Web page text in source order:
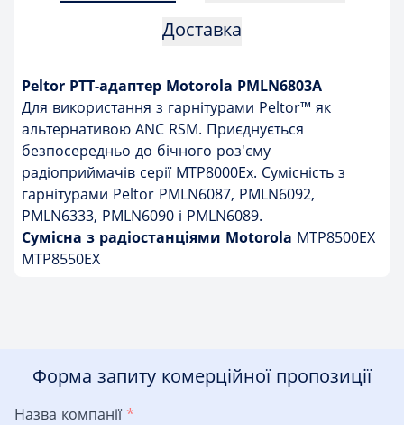
Доставка
Peltor PTT-адаптер Motorola PMLN6803A
Для використання з гарнітурами Peltor™ як
альтернативою ANC RSM. Приєднується
безпосередньо до бічного роз'єму
радіоприймачів серії MTP8000Ex. Сумісність з
гарнітурами Peltor PMLN6087, PMLN6092,
PMLN6333, PMLN6090 і PMLN6089.
Сумісна з радіостанціями Motorola MTP8500EX
MTP8550EX
Форма запиту комерційної пропозиції
Назва компанії *